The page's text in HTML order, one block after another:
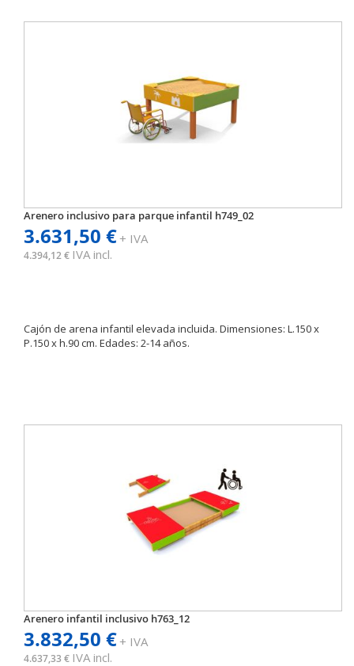
Arenero inclusivo para parque infantil h749_02
3.631,50 €+ IVA
4.394,12 € IVA incl.
Cajón de arena infantil elevada incluida. Dimensiones: L.150 x
P.150 x h.90 cm. Edades: 2-14 años.
Arenero infantil inclusivo h763_12
3.832,50 €+ IVA
4.637,33 € IVA incl.